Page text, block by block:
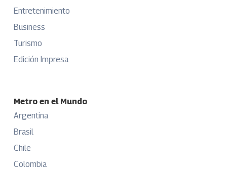
Entretenimiento
Business
Turismo
Edición Impresa
Metro en el Mundo
Argentina
Brasil
Chile
Colombia